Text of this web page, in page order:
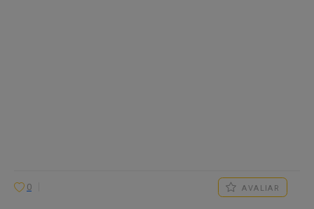
0 AVALIAR